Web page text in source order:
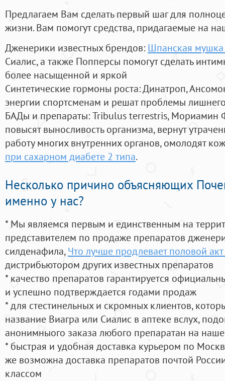
Предлагаем Вам сделать первый шаг для
жизни. Вам помогут средства, придагаемые на
Дженерики известных брендов: Шпанская мушка
Сиалис, а также Попперсы помогут сделать
более насыщенной и яркой
Синтетические гормоны роста: Динатроп,
энергии спортсменам и решат проблемы
БАДы и препараты:Tribulus terrestris, Мориамин
повысят выносливость организма, вернут
работу многих внутренних органов, омолодят
при сахарном диабете 2 типа.
Несколько причино объясняющих
именно у нас?
* Мы являемся первым и единственным на
представителем по продаже препаратов
силденафила, Что лучше продлевает половой
дистрибьютором других известных препаратов
* качество препаратов гарантируется
и успешно подтверждается годами продаж
* для стестинельных и скромных клиентов,
название Виагра или Сиалис в аптеке вслух,
анонимныого заказа любого препаратан на
* быстрая и удобная доставка курьером по
же возможна доставка препаратов почтой
классом